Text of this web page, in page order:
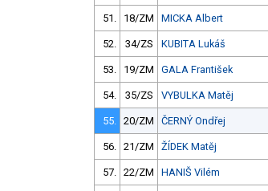
51. 18/ZM MICKA Albert
52. 34/ZS KUBITA Lukáš
53. 19/ZM GALA František
54. 35/ZS VYBULKA Matěj
55. 20/ZM ČERNÝ Ondřej
56. 21/ZM ŽÍDEK Matěj
57. 22/ZM HANIŠ Vilém